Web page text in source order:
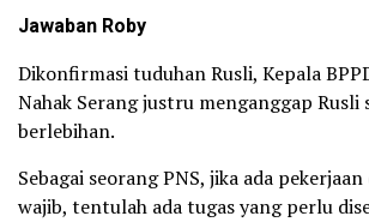
Jawaban Roby
Dikonfirmasi tuduhan Rusli, Kepala
Nahak Serang justru menganggap Rusli
berlebihan.
Sebagai seorang PNS, jika ada
wajib, tentulah ada tugas yang perlu